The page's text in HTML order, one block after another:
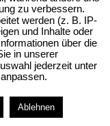
zu verbessern.
werden (z. B. IP-
und Inhalte oder
über die
in unserer
jederzeit unter
Ablehnen